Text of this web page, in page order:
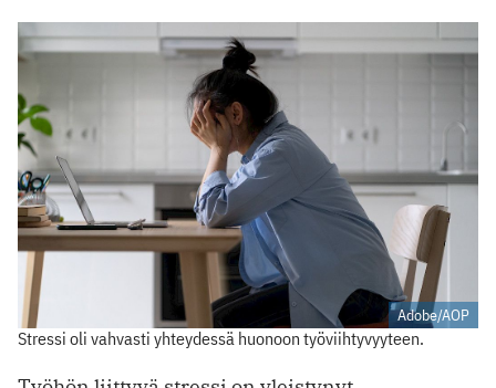
Adobe/AOP
Stressi oli vahvasti yhteydessä huonoon työviihtyvyyteen.